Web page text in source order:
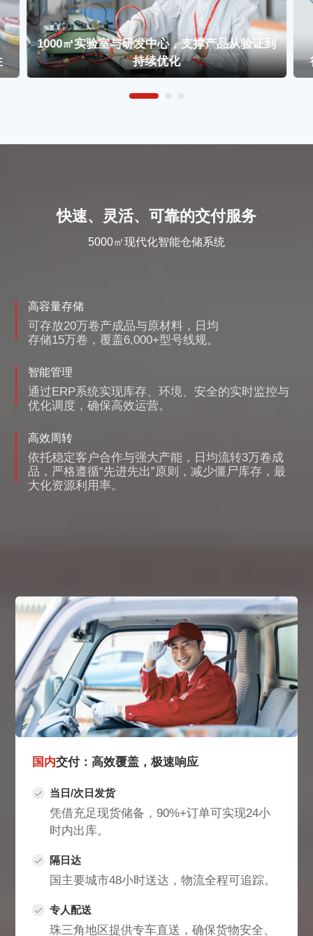
1000㎡实验室与研发中心，支撑产品从验证到
持续优化
快速、灵活、可靠的交付服务
5000㎡现代化智能仓储系统
高容量存储​
可存放20万卷产成品与原材料，日均
存储15万卷，覆盖6,000+型号线规。
智能管理​
通过ERP系统实现库存、环境、安全的实时监控与
优化调度，确保高效运营。
高效周转​
依托稳定客户合作与强大产能，​日均流转3万卷成
品，严格遵循“先进先出”原则，减少僵尸库存，最
大化资源利用率。
国内交付：高效覆盖，极速响应
当日/次日发货
凭借充足现货储备，90%+订单可实现24小
时内出库。
隔日达
国主要城市48小时送达，物流全程可追踪。
专人配送
珠三角地区提供专车直送，确保货物安全、